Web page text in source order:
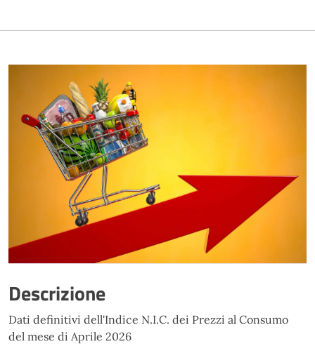
Descrizione
Dati definitivi dell'Indice N.I.C. dei Prezzi al Consumo
del mese di Aprile 2026